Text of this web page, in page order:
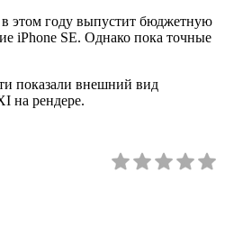
этом году выпустит бюджетную
iPhone SE. Однако пока точные
показали внешний вид
на рендере.